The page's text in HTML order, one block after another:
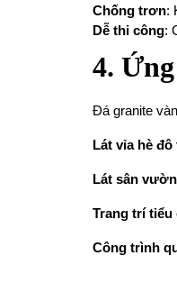
Chống trơn:
Dễ thi công:
4.
Đá granite
Lát vỉa hè đô
Lát sân
Trang trí
Công trình